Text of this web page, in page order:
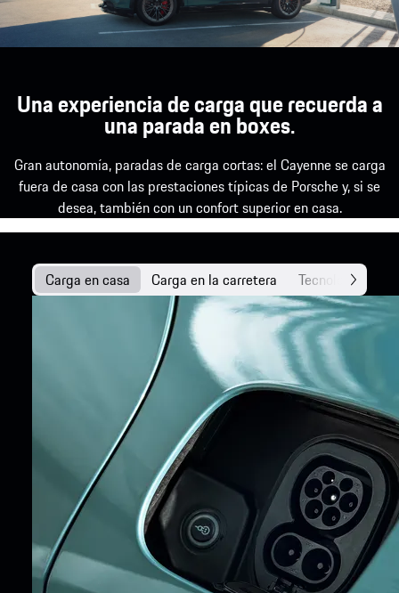
Una experiencia de carga que recuerda a
una parada en boxes.
Gran autonomía, paradas de carga cortas: el Cayenne se carga
fuera de casa con las prestaciones típicas de Porsche y, si se
desea, también con un confort superior en casa.
Carga en casa Carga en la carretera Tecnología